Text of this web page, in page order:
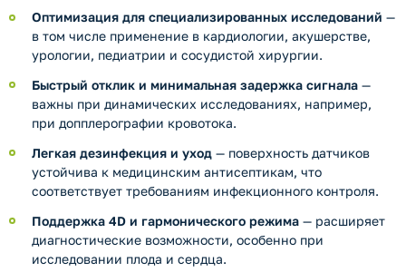
Оптимизация для специализированных исследований —
в том числе применение в кардиологии, акушерстве,
урологии, педиатрии и сосудистой хирургии.
Быстрый отклик и минимальная задержка сигнала —
важны при динамических исследованиях, например,
при допплерографии кровотока.
Легкая дезинфекция и уход — поверхность датчиков
устойчива к медицинским антисептикам, что
соответствует требованиям инфекционного контроля.
Поддержка 4D и гармонического режима — расширяет
диагностические возможности, особенно при
исследовании плода и сердца.